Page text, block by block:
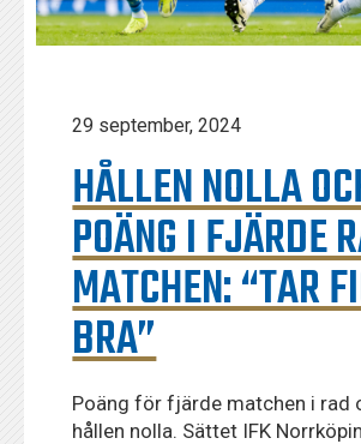
29 september, 2024
HÅLLEN NOLLA
POÄNG I FJÄRDE
MATCHEN: “TAR
BRA”
Poäng för fjärde matchen i rad
hållen nolla. Sättet IFK